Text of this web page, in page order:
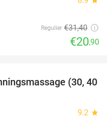
Regulier €31,40
€20,90
60%
(30, 40
9.2 star